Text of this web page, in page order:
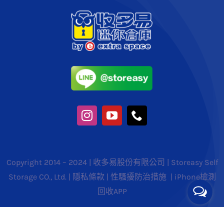
Copyright 2014 – 2024 | 收多易股份有限公司 | Storeasy Self
Storage CO., Ltd. | 隱私條款 | 性騷擾防治措施 | iPhone檢測
回收APP